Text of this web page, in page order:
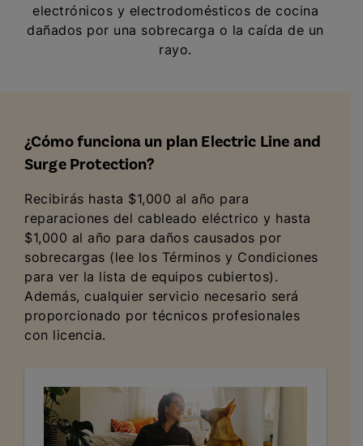
electrónicos y electrodomésticos de cocina
dañados por una sobrecarga o la caída de un
rayo.
¿Cómo funciona un plan Electric Line and
Surge Protection?
Recibirás hasta $1,000 al año para
reparaciones del cableado eléctrico y hasta
$1,000 al año para daños causados por
sobrecargas (lee los Términos y Condiciones
para ver la lista de equipos cubiertos).
Además, cualquier servicio necesario será
proporcionado por técnicos profesionales
con licencia.